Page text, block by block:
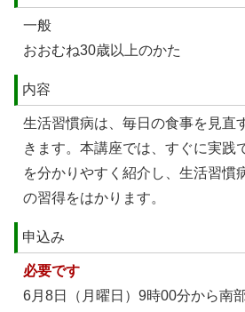
一般
おおむね30歳以上のかた
内容
生活習慣病は、毎日の食事を見直
きます。本講座では、すぐに実践
を分かりやすく紹介し、生活習慣
の習得をはかります。
申込み
必要です
6月8日（月曜日）9時00分から南